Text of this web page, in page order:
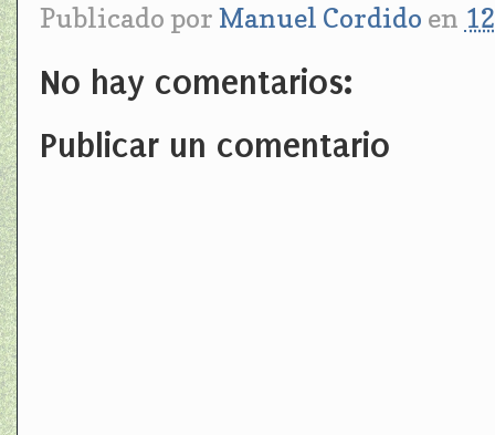
Publicado por Manuel Cordido en
No hay comentarios:
Publicar un comentario